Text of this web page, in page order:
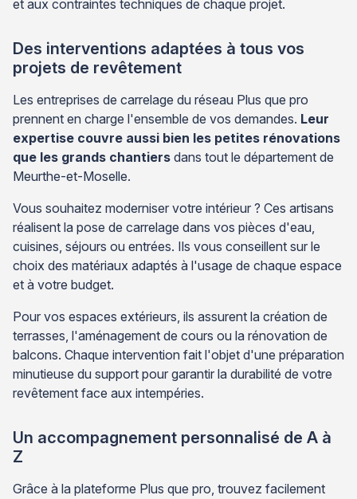
et aux contraintes techniques de chaque projet.
Des interventions adaptées à tous vos
projets de revêtement
Les entreprises de carrelage du réseau Plus que pro
prennent en charge l'ensemble de vos demandes. Leur
expertise couvre aussi bien les petites rénovations
que les grands chantiers dans tout le département de
Meurthe-et-Moselle.
Vous souhaitez moderniser votre intérieur ? Ces artisans
réalisent la pose de carrelage dans vos pièces d'eau,
cuisines, séjours ou entrées. Ils vous conseillent sur le
choix des matériaux adaptés à l'usage de chaque espace
et à votre budget.
Pour vos espaces extérieurs, ils assurent la création de
terrasses, l'aménagement de cours ou la rénovation de
balcons. Chaque intervention fait l'objet d'une préparation
minutieuse du support pour garantir la durabilité de votre
revêtement face aux intempéries.
Un accompagnement personnalisé de A à
Z
Grâce à la plateforme Plus que pro, trouvez facilement